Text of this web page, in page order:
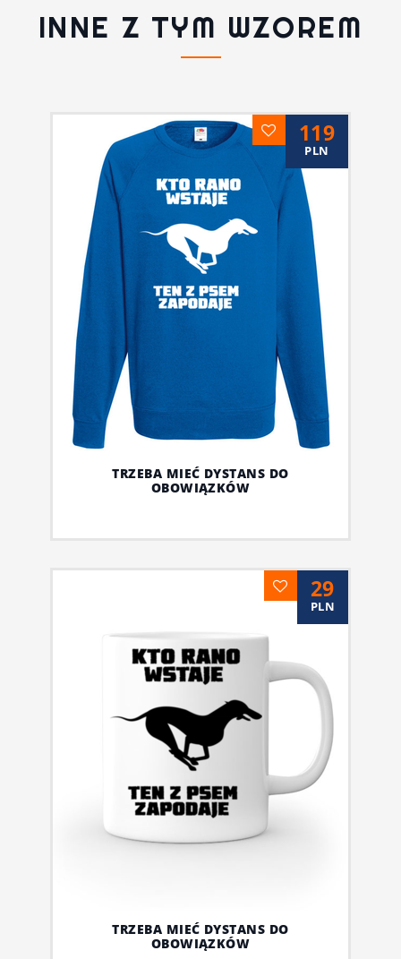
INNE Z TYM WZOREM
119
PLN
TRZEBA MIEĆ DYSTANS DO
OBOWIĄZKÓW
29
PLN
TRZEBA MIEĆ DYSTANS DO
OBOWIĄZKÓW